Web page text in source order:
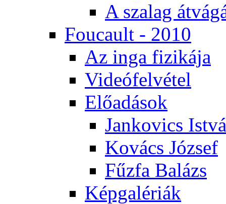
A sza­lag
Fo­u­ca­ult - 2010
Az in­ga fi­zi­ká­ja
Vi­de­ó­fel­vé­tel
Elő­adá­sok
Jan­ko­vics
Ko­vács Jó­zsef
Fűz­fa Ba­lázs
Kép­ga­lé­ri­ák